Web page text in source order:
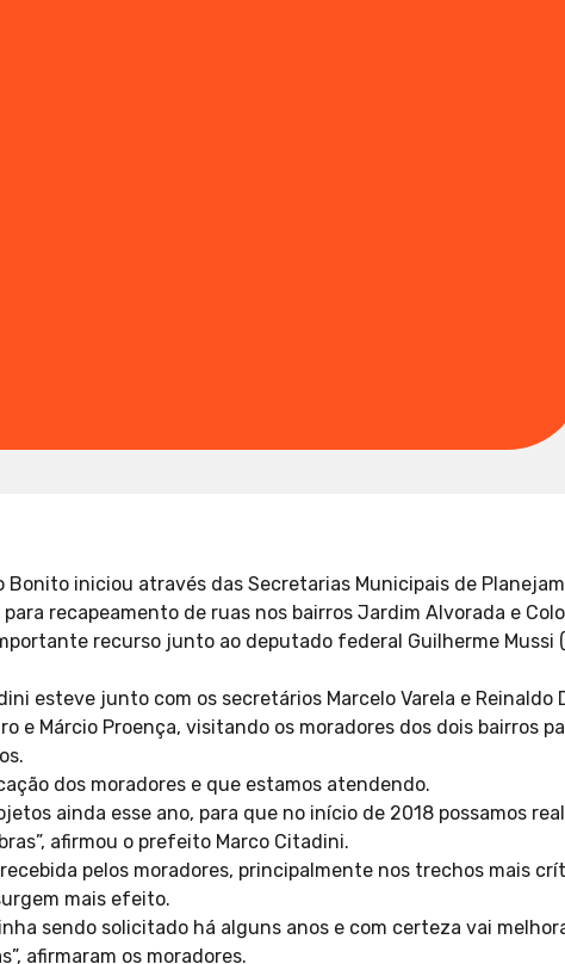
Bonito iniciou através das Secretarias Municipais de
recapeamento de ruas nos bairros Jardim Alvorada e
recurso junto ao deputado federal Guilherme Mussi
esteve junto com os secretários Marcelo Varela e Reinaldo
e Márcio Proença, visitando os moradores dos dois bairros
dos moradores e que estamos atendendo.
ainda esse ano, para que no início de 2018 possamos
afirmou o prefeito Marco Citadini.
pelos moradores, principalmente nos trechos mais
mais efeito.
sendo solicitado há alguns anos e com certeza vai
afirmaram os moradores.